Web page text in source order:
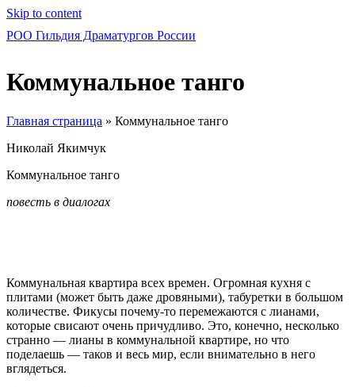
Skip to content
РОО Гильдия Драматургов России
Коммунальное танго
Главная страница » Коммунальное танго
Николай Якимчук
Коммунальное танго
повесть в диалогах
Коммунальная квартира всех времен. Огромная кухня с
плитами (может быть даже дровяными), табуретки в большом
количестве. Фикусы почему-то перемежаются с лианами,
которые свисают очень причудливо. Это, конечно, несколько
странно — лианы в коммунальной квартире, но что
поделаешь — таков и весь мир, если внимательно в него
вглядеться.